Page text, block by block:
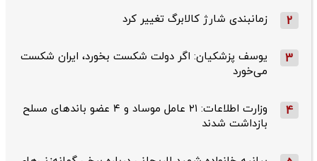
2 زمانبندی شارژ کالابرگ تغییر کرد
3
یوسف پزشکیان: اگر دولت شکست بخورد، ایران شکست
می‌خورد
4
وزارت اطلاعات: ۲۱ عامل موساد و ۴ عضو باندهای مسلح
بازداشت شدند